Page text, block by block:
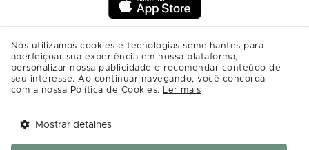
Nós utilizamos cookies e tecnologias semelhantes para
aperfeiçoar sua experiência em nossa plataforma,
personalizar nossa publicidade e recomendar conteúdo de
seu interesse. Ao continuar navegando, você concorda
com a nossa Política de Cookies. Ler mais
Mostrar detalhes